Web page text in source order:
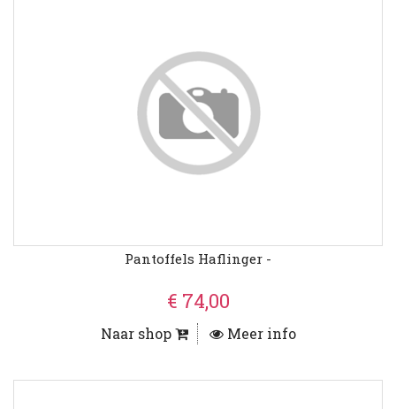
Pantoffels Haflinger -
€ 74,00
Naar shop Meer info